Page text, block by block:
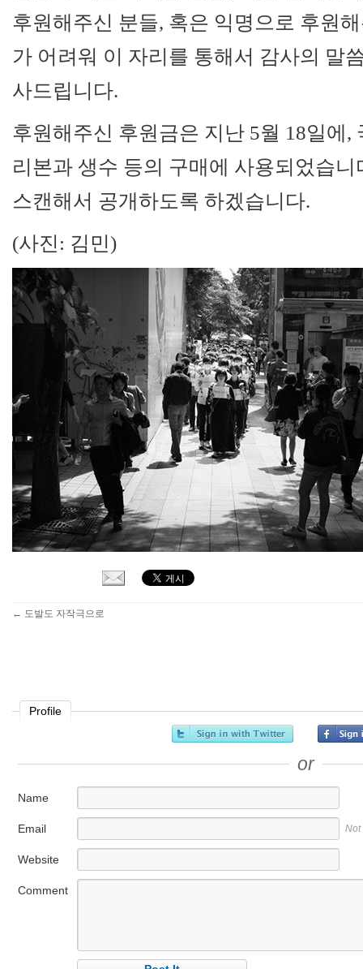
후원해주신 분들, 혹은 익명으로 후원
가 어려워 이 자리를 통해서 감사의 말
사드립니다.
후원해주신 후원금은 지난 5월 18일에,
리본과 생수 등의 구매에 사용되었습
스캔해서 공개하도록 하겠습니다.
(사진: 김민)
← 도발도 자작극으로
Profile
or
Name
Email Not
Website
Comment